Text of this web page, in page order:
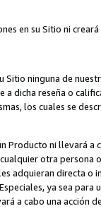
en su Sitio ni
ninguna de
dicha reseña o
los cuales se
Producto ni llevará a
otra
adquieran directa o
ya sea
a cabo una